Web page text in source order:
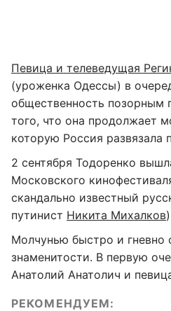
Певица и телеведущая
(уроженка Одессы) в
общественность позорным
того, что она продолжает
которую Россия развязала
2 сентября Тодоренко
Московского
скандально известный
путинист Никита Михалков
Молчунью быстро и гневно
знаменитости. В первую
Анатолий Анатолич и
РЕКОМЕНДУЕМ: